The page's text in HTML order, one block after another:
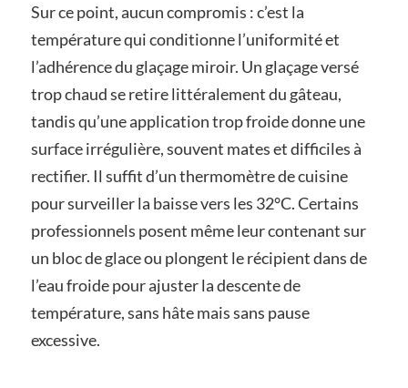
Sur ce point, aucun compromis : c’est la
température qui conditionne l’uniformité et
l’adhérence du glaçage miroir. Un glaçage versé
trop chaud se retire littéralement du gâteau,
tandis qu’une application trop froide donne une
surface irrégulière, souvent mates et difficiles à
rectifier. Il suffit d’un thermomètre de cuisine
pour surveiller la baisse vers les 32°C. Certains
professionnels posent même leur contenant sur
un bloc de glace ou plongent le récipient dans de
l’eau froide pour ajuster la descente de
température, sans hâte mais sans pause
excessive.